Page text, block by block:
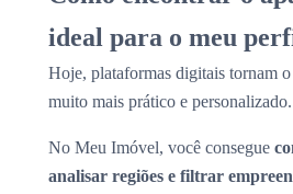
ideal para o meu
Hoje, plataformas digitais tornam o
muito mais prático e personalizado.
No Meu Imóvel, você consegue
analisar regiões e filtrar